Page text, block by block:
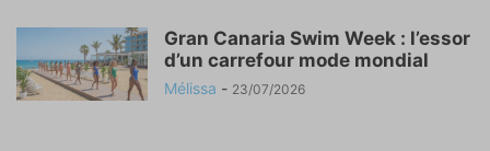
Gran Canaria Swim Week : l’essor
d’un carrefour mode mondial
Mélissa - 23/07/2026